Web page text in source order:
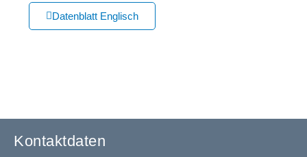
Datenblatt Englisch
Kontaktdaten